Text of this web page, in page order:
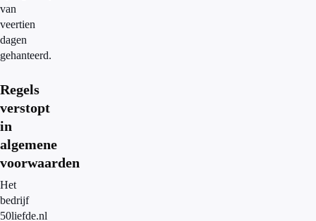
van
veertien
dagen
gehanteerd.
Regels
verstopt
in
algemene
voorwaarden
Het
bedrijf
50liefde.nl